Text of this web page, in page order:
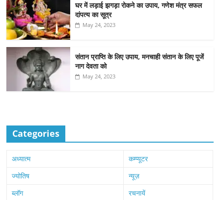
घर में लड़ाई झगड़ा रोकने का उपाय, गणेश मंत्र सफल
दांपत्य का सूत्र
May 24, 2023
संतान प्राप्ति के लिए उपाय, मनचाही संतान के लिए पूजें
नाग देवता को
May 24, 2023
Categories
अध्यात्म
कम्प्यूटर
ज्योतिष
न्यूज़
ब्लॉग
रचनायें